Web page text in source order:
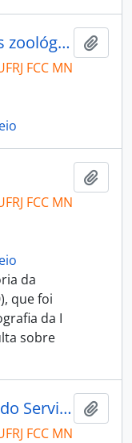
História dos conhecimentos zoológicos e zoogeográficos no Brasil.
FCC MN
FCC MN
da
que foi
da I
sobre
Constituição e organização do Serviço de Biogeografia e Ecologia
FCC MN